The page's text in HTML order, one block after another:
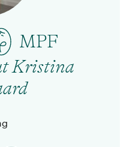
MPF
Kristina